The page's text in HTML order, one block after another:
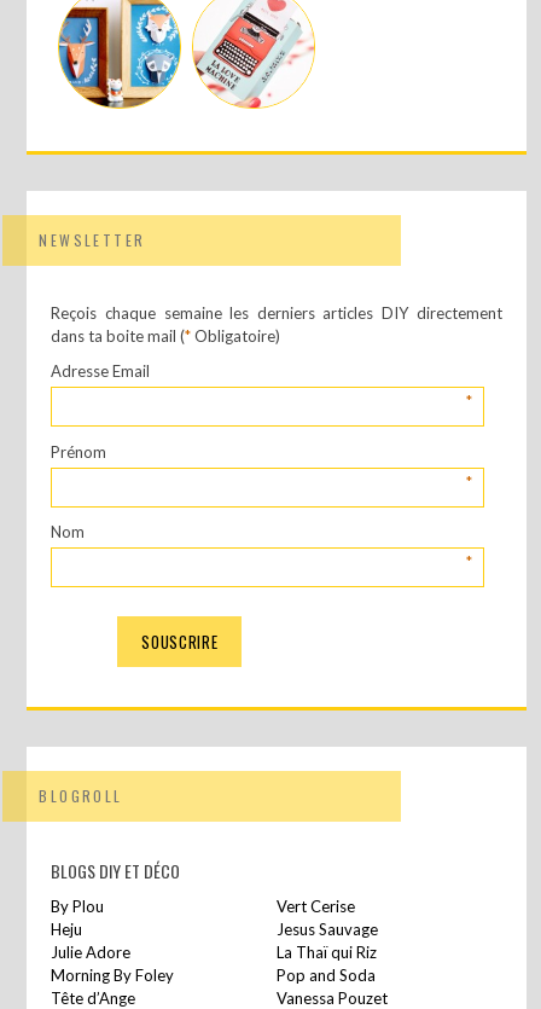
NEWSLETTER
Reçois chaque semaine les derniers articles DIY directement
dans ta boite mail (*Obligatoire)
Adresse Email
*
Prénom
*
Nom
*
BLOGROLL
BLOGS DIY ET DÉCO
By Plou
Vert Cerise
Heju
Jesus Sauvage
Julie Adore
La Thaï qui Riz
Morning By Foley
Pop and Soda
Tête d’Ange
Vanessa Pouzet